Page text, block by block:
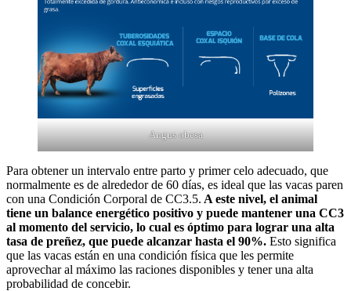
Angus obesa
Para obtener un intervalo entre parto y primer celo adecuado, que
normalmente es de alrededor de 60 días, es ideal que las vacas paren
con una Condición Corporal de CC3.5. A este nivel, el animal
tiene un balance energético positivo y puede mantener una CC3
al momento del servicio, lo cual es óptimo para lograr una alta
tasa de preñez, que puede alcanzar hasta el 90%. Esto significa
que las vacas están en una condición física que les permite
aprovechar al máximo las raciones disponibles y tener una alta
probabilidad de concebir.